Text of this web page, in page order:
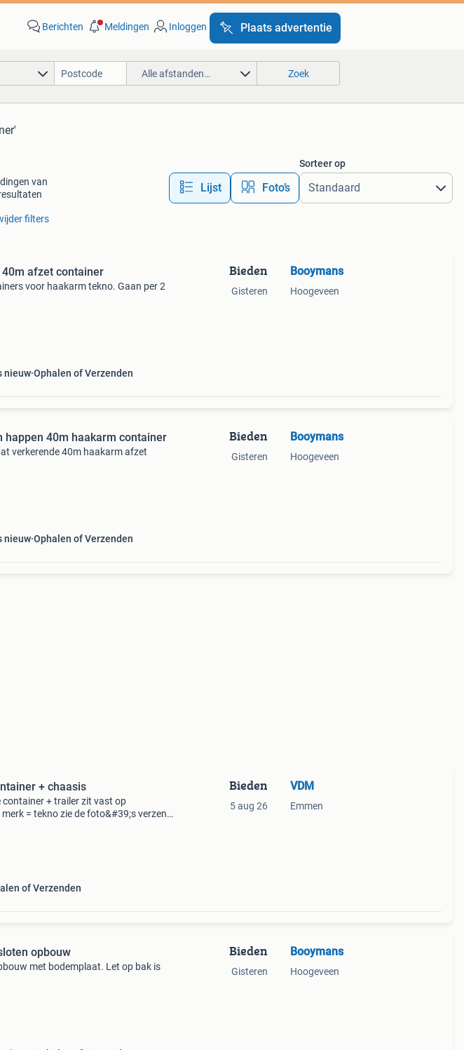
Berichten Meldingen Inloggen Plaats advertentie
Alle afstanden… Zoek
van
Lijst Foto’s
Sorteer op
filters
40m afzet container
voor haakarm tekno. Gaan per 2
nieuw Ophalen of Verzenden
Bieden
Gisteren
Booymans
Hoogeveen
happen 40m haakarm container
verkerende 40m haakarm afzet
nieuw Ophalen of Verzenden
Bieden
Gisteren
Booymans
Hoogeveen
+ chaasis
container + trailer zit vast op
= tekno zie de foto&#39;s verzend
of Verzenden
Bieden
5 aug 26
VDM
Emmen
opbouw
met bodemplaat. Let op bak is
Bieden
Gisteren
Booymans
Hoogeveen